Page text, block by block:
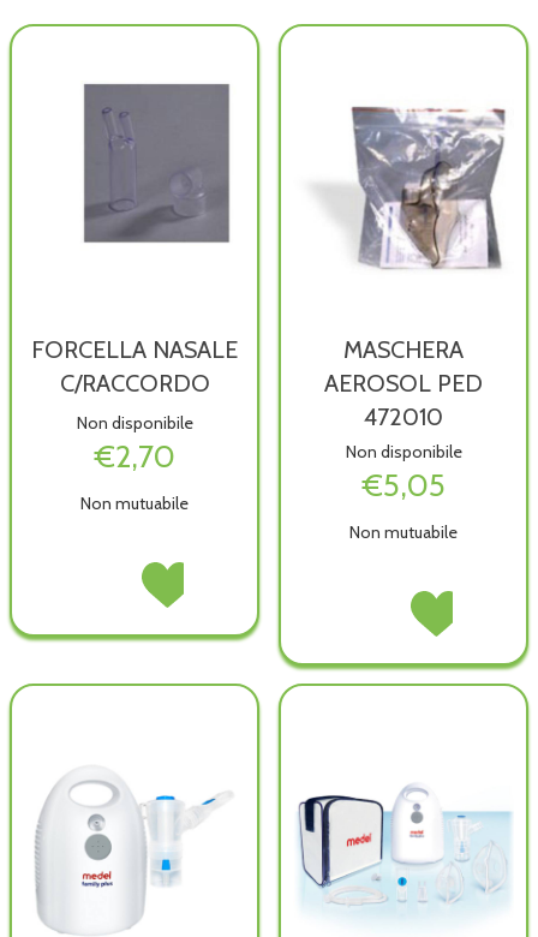
FORCELLA NASALE
C/RACCORDO
Non disponibile
€2,70
Non mutuabile
FORCELLA
è
Acquista FORCELLA
NASALE
C/RACCORDO alla
wishlist
MASCHERA
AEROSOL PED
472010
Non disponibile
€5,05
Non mutuabile
MASCHERA
AEROSOL
472010 non
Acquista
AEROSOL
472010 alla